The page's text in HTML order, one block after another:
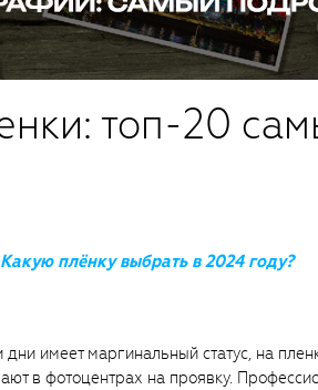
топ-20
Какую плёнку выбрать в 2024 году?
имеет маргинальный статус, на
в фотоцентрах на проявку.